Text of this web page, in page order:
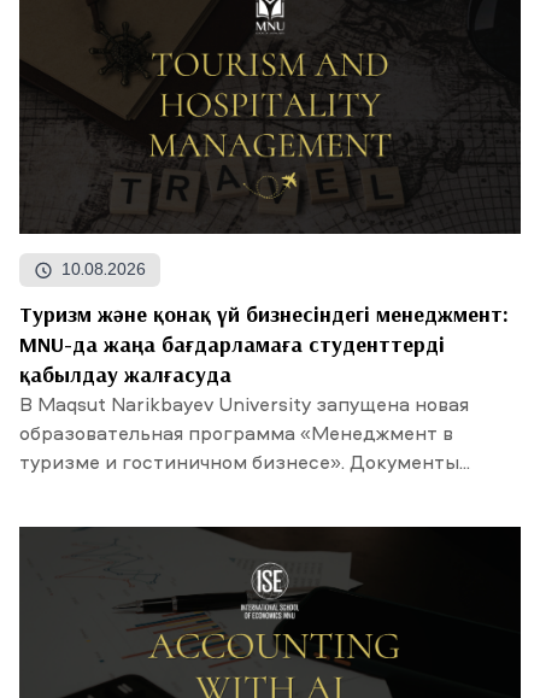
10.08.2026
Туризм және қонақ үй бизнесіндегі менеджмент:
MNU-да жаңа бағдарламаға студенттерді
қабылдау жалғасуда
В Maqsut Narikbayev University запущена новая
образовательная программа «Менеджмент в
туризме и гостиничном бизнесе». Документы...